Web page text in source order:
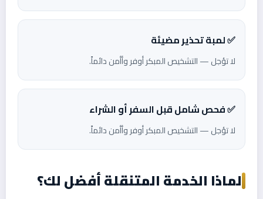
✅ لمبة تحذير مضيئة
لا تؤجل — التشخيص المبكر أوفر وأأمن دائماً.
✅ فحص شامل قبل السفر أو الشراء
لا تؤجل — التشخيص المبكر أوفر وأأمن دائماً.
لماذا الخدمة المتنقلة أفضل لك؟